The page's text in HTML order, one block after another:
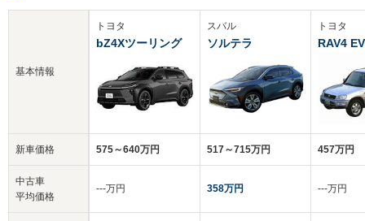
基本情報
新車価格
中古車
平均価格
トヨタ
bZ4Xツーリング
575～640万円
‐‐‐万円
スバル
ソルテラ
517～715万円
358万円
トヨタ
RAV4 EV
457万円
‐‐‐万円